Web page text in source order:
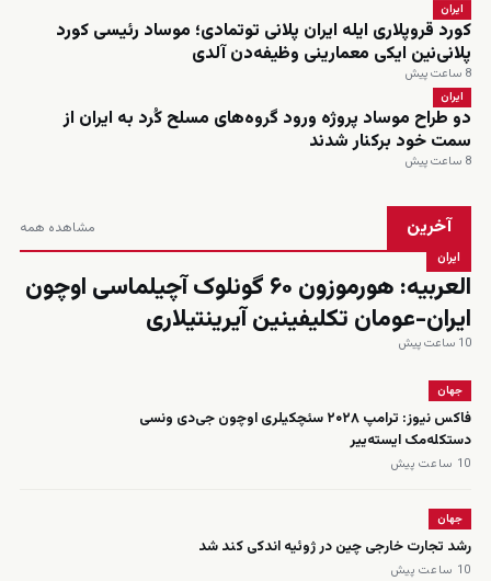
ایران
کورد قروپلاری ایله ایران پلانی توتمادی؛ موساد رئیسی کورد
پلانی‌نین ایکی معمارینی وظیفه‌دن آلدی
8 ساعت پیش
ایران
دو طراح موساد پروژه ورود گروه‌های مسلح کُرد به ایران از
سمت خود برکنار شدند
8 ساعت پیش
آخرین مشاهده همه
ایران
العربیه: هورموزون ۶۰ گونلوک آچیلماسی اوچون
ایران-عومان تکلیفینین آیرینتیلاری
10 ساعت پیش
جهان
فاکس نیوز: ترامپ ۲۰۲۸ سئچکیلری اوچون جی‌دی ونسی
دستکله‌مک ایسته‌ییر
10 ساعت پیش
جهان
رشد تجارت خارجی چین در ژوئیه اندکی کند شد
10 ساعت پیش